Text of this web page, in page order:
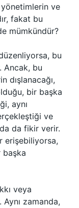
ve
fakat bu
mümkündür?
bu
Ancak, bu
dışlanacağı,
bir başka
aynı
ve
da fikir verir.
erişebiliyorsa,
başka
veya
zamanda,